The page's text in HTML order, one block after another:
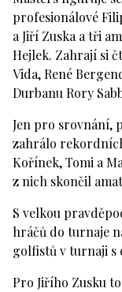
profesionálové
a Jiří Zuska a tři
Hejlek. Zahrají si
Vida, René
Durbanu Rory
Jen pro srovnání,
zahrálo
Kořínek, Tomi a
z nich skončil
S velkou
hráčů do turnaje
golfistů v turnaji s
Pro Jiřího Zusku